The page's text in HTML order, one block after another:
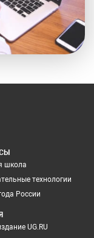
школа
технологии
России
UG.RU